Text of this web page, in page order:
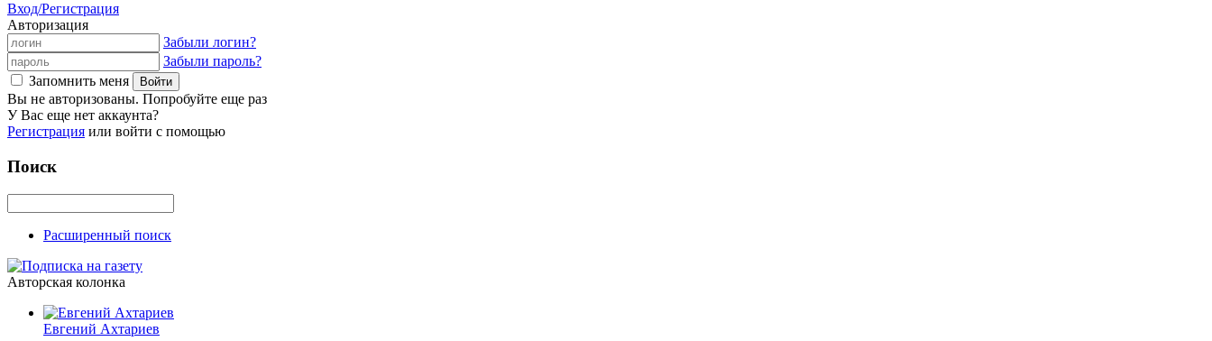
Вход/Регистрация
Авторизация
Забыли логин?
Забыли пароль?
Запомнить меня
Вы не авторизованы. Попробуйте еще раз
У Вас еще нет аккаунта?
Регистрация или войти с помощью
Поиск
Расширенный поиск
Авторская колонка
Евгений Ахтариев